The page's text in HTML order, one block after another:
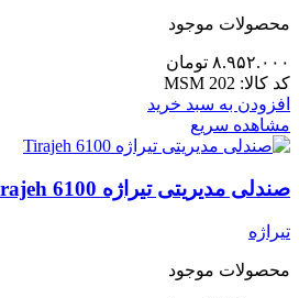
محصولات موجود
۸.۹۵۲.۰۰۰ تومان
کد کالا: MSM 202
افزودن به سبد خرید
مشاهده سریع
صندلی مدیریتی تیراژه Tirajeh 6100
تیراژه
محصولات موجود